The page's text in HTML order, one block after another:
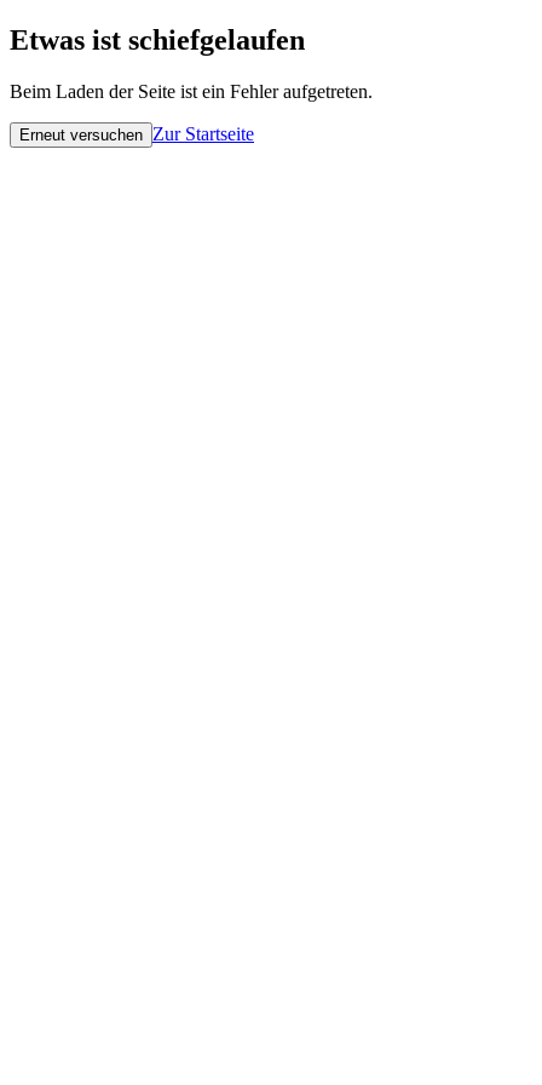
Etwas ist schiefgelaufen
Beim Laden der Seite ist ein Fehler aufgetreten.
Erneut versuchen Zur Startseite